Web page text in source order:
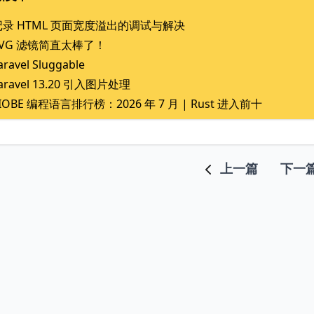
录 HTML 页面宽度溢出的调试与解决
滤镜简直太棒了！
Sluggable
13.20 引入图片处理
编程语言排行榜：2026 年 7 月 | Rust 进入前十
上一篇 下一